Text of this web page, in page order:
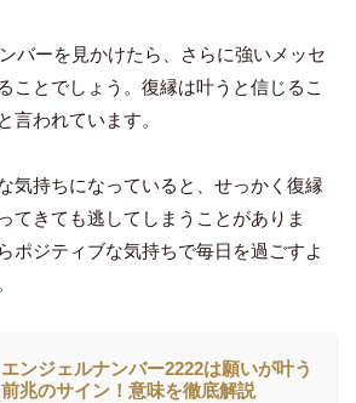
バーを見かけたら、さらに強いメッセ
ことでしょう。復縁は叶うと信じるこ
言われています。
気持ちになっていると、せっかく復縁
てきても逃してしまうことがありま
ポジティブな気持ちで毎日を過ごすよ
エンジェルナンバー2222は願いが叶う
前兆のサイン！意味を徹底解説